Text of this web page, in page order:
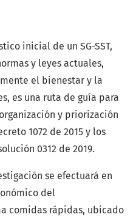
inicial de un SG-SST,
y leyes actuales,
el bienestar y la
es una ruta de guía para
y priorización
1072 de 2015 y los
0312 de 2019.
se efectuará en
del
comidas rápidas, ubicado